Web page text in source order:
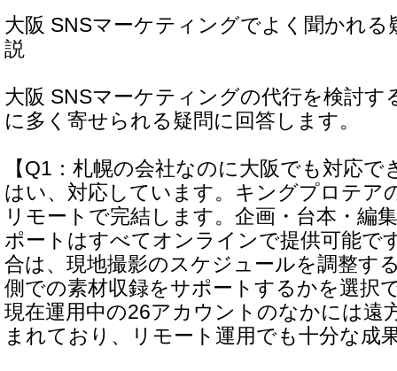
大阪 SNSマーケティングでよく聞かれる
説
大阪 SNSマーケティングの代行を検討す
に多く寄せられる疑問に回答します。
【Q1：札幌の会社なのに大阪でも対応で
はい、対応しています。キングプロテア
リモートで完結します。企画・台本・編
ポートはすべてオンラインで提供可能で
合は、現地撮影のスケジュールを調整す
側での素材収録をサポートするかを選択
現在運用中の26アカウントのなかには遠
まれており、リモート運用でも十分な成